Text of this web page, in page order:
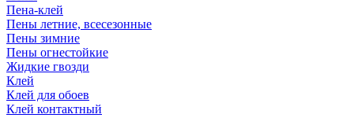
Пена-клей
Пены летние, всесезонные
Пены зимние
Пены огнестойкие
Жидкие гвозди
Клей
Клей для обоев
Клей контактный